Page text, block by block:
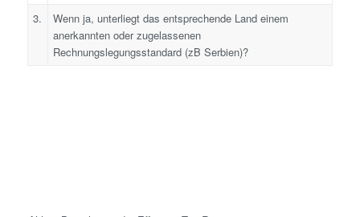
3.
Wenn ja, unterliegt das entsprechende Land einem
anerkannten oder zugelassenen
Rechnungslegungsstandard (zB Serbien)?